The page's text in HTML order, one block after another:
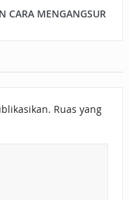
CARA MENGANGSUR
Ruas yang